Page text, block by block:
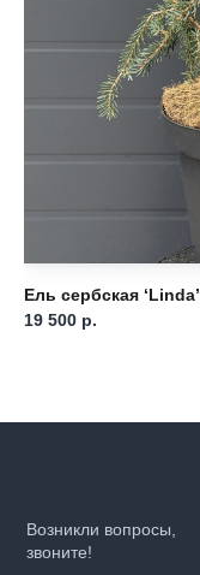
Ель сербская ‘Linda’
19 500 р.
Возникли вопросы,
звоните!